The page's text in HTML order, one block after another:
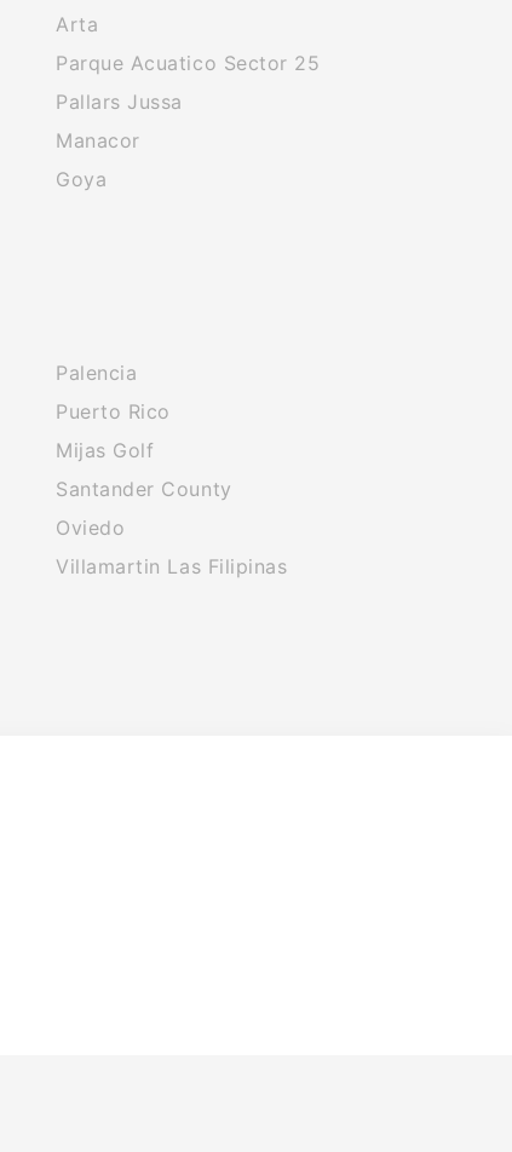
Arta
Parque Acuatico Sector 25
Pallars Jussa
Manacor
Goya
Palencia
Puerto Rico
Mijas Golf
Santander County
Oviedo
Villamartin Las Filipinas